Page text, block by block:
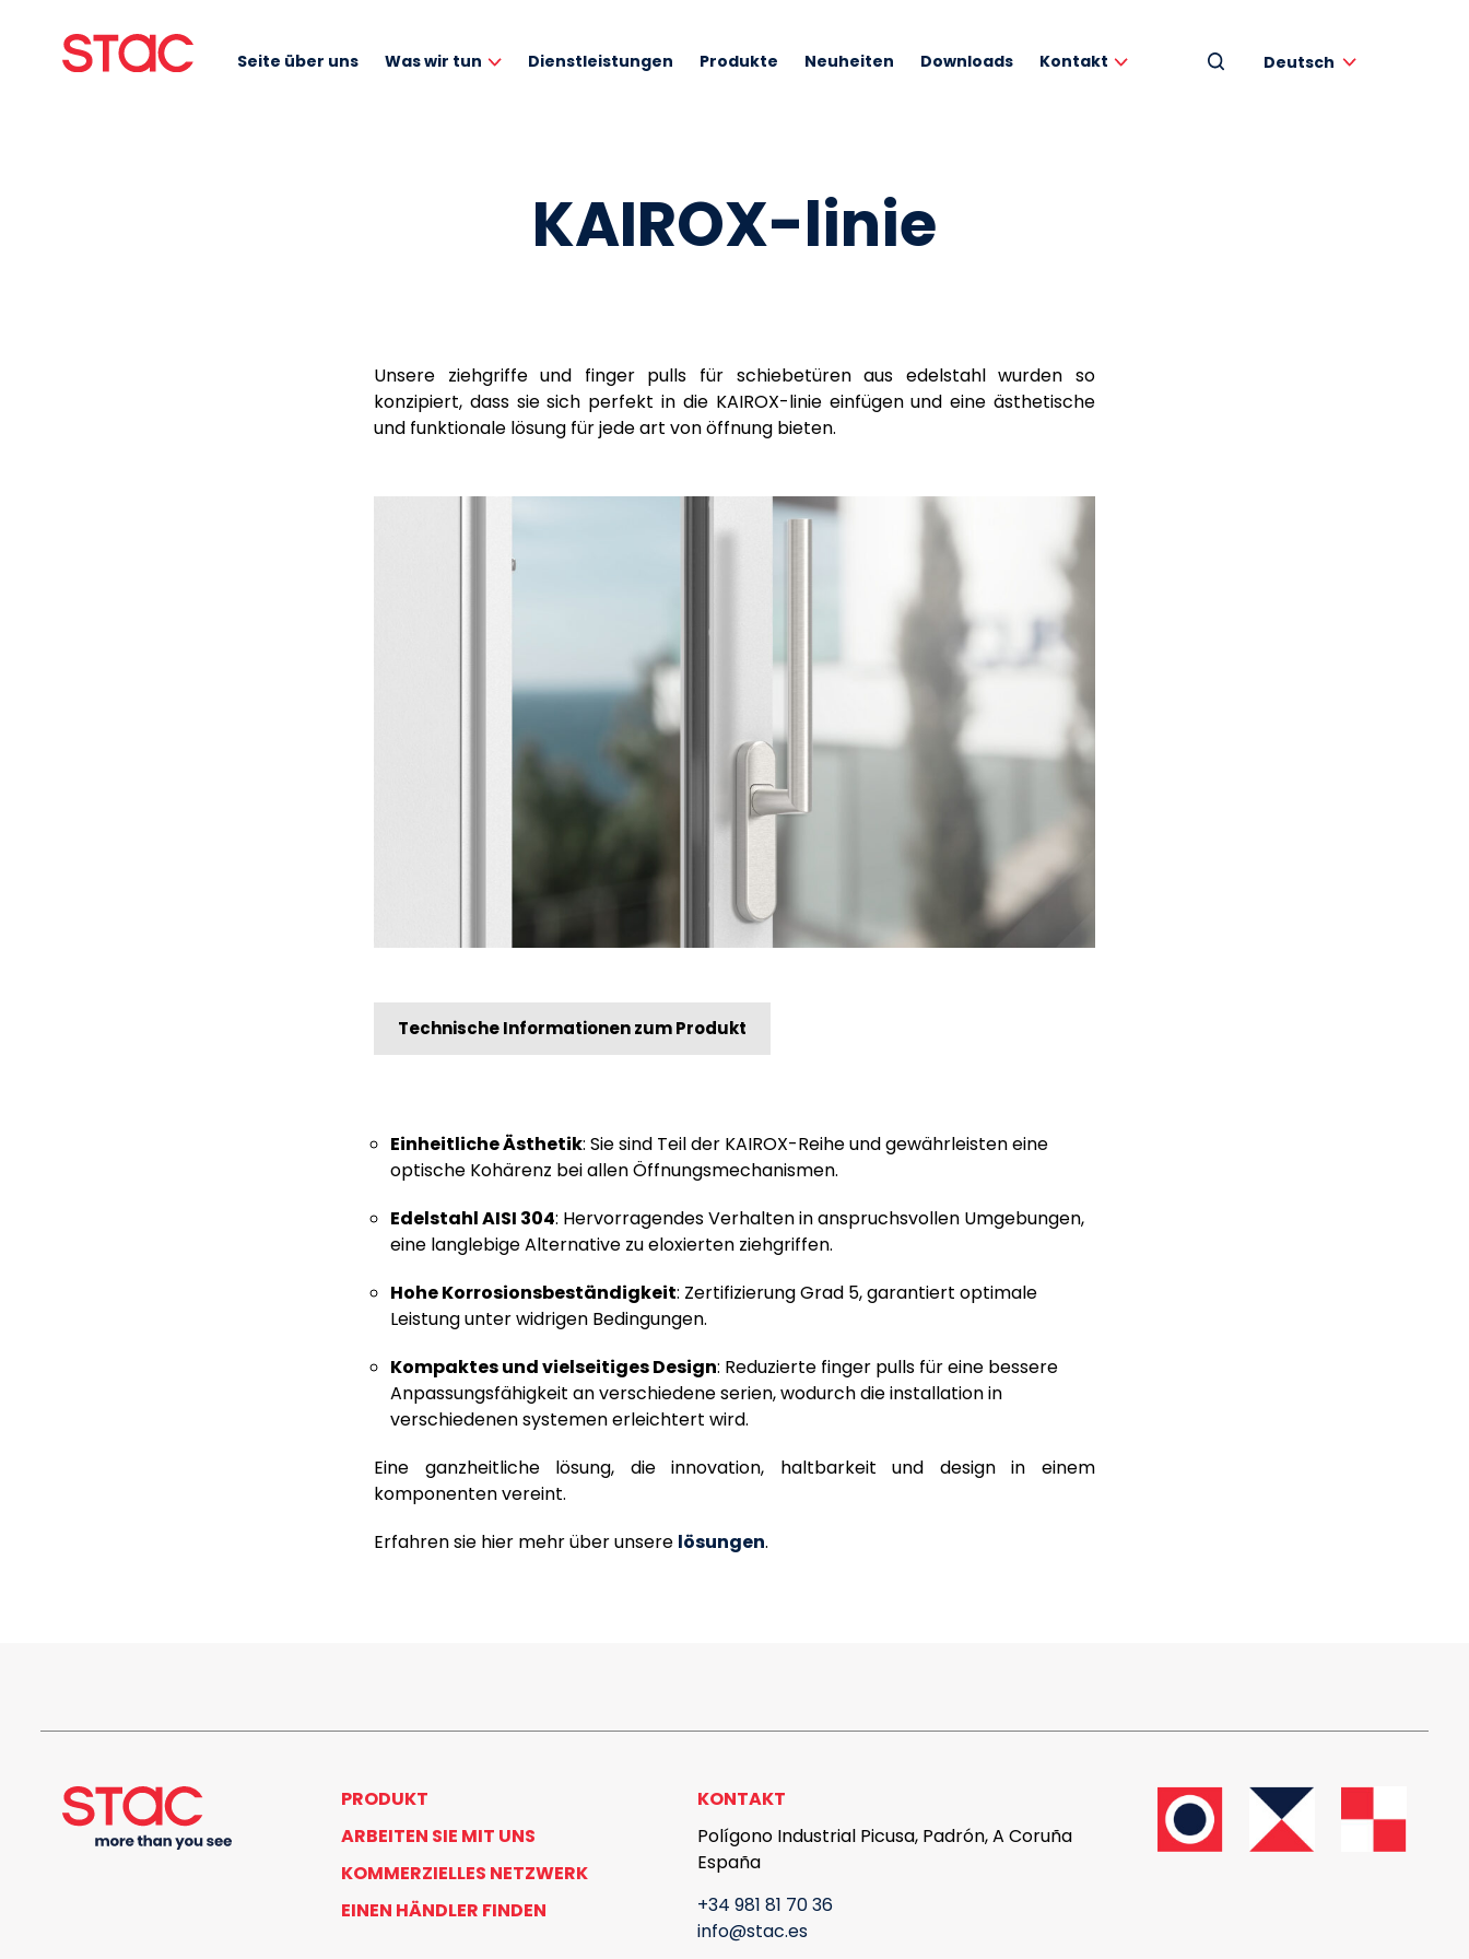
Seite über uns Was wir tun Dienstleistungen Produkte Neuheiten Downloads Kontakt Deutsch
KAIROX-linie
Unsere ziehgriffe und finger pulls für schiebetüren aus edelstahl wurden so
konzipiert, dass sie sich perfekt in die KAIROX-linie einfügen und eine ästhetische
und funktionale lösung für jede art von öffnung bieten.
Technische Informationen zum Produkt
Einheitliche Ästhetik: Sie sind Teil der KAIROX-Reihe und gewährleisten eine
optische Kohärenz bei allen Öffnungsmechanismen.
Edelstahl AISI 304: Hervorragendes Verhalten in anspruchsvollen Umgebungen,
eine langlebige Alternative zu eloxierten ziehgriffen.
Hohe Korrosionsbeständigkeit: Zertifizierung Grad 5, garantiert optimale
Leistung unter widrigen Bedingungen.
Kompaktes und vielseitiges Design: Reduzierte finger pulls für eine bessere
Anpassungsfähigkeit an verschiedene serien, wodurch die installation in
verschiedenen systemen erleichtert wird.
Eine ganzheitliche lösung, die innovation, haltbarkeit und design in einem
komponenten vereint.
Erfahren sie hier mehr über unsere lösungen.
PRODUKT
ARBEITEN SIE MIT UNS
KOMMERZIELLES NETZWERK
EINEN HÄNDLER FINDEN
KONTAKT
Polígono Industrial Picusa, Padrón, A Coruña
España
+34 981 81 70 36
info@stac.es